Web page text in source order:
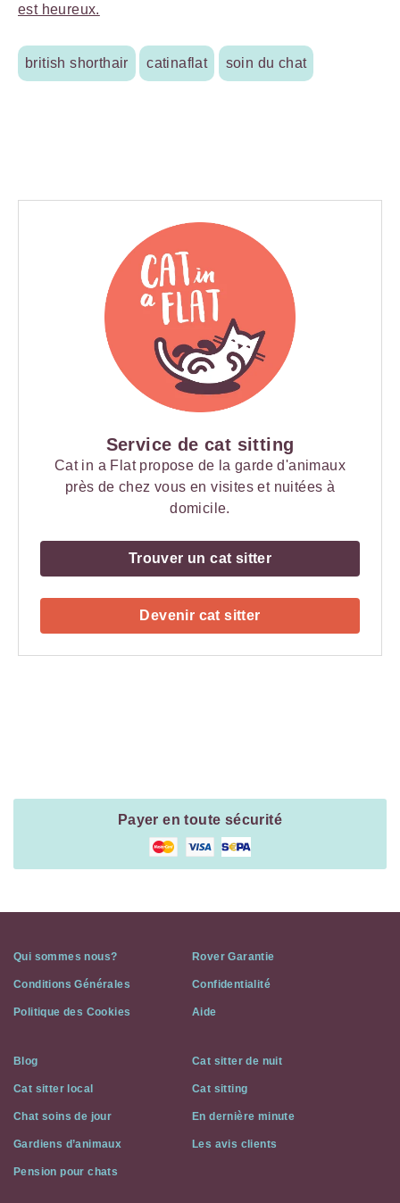
est heureux.
british shorthair catinaflat soin du chat
Service de cat sitting
Cat in a Flat propose de la garde d'animaux
près de chez vous en visites et nuitées à
domicile.
Trouver un cat sitter
Devenir cat sitter
Payer en toute sécurité
Qui sommes nous? Rover Garantie
Conditions Générales Confidentialité
Politique des Cookies Aide
Blog Cat sitter de nuit
Cat sitter local Cat sitting
Chat soins de jour En dernière minute
Gardiens d’animaux Les avis clients
Pension pour chats